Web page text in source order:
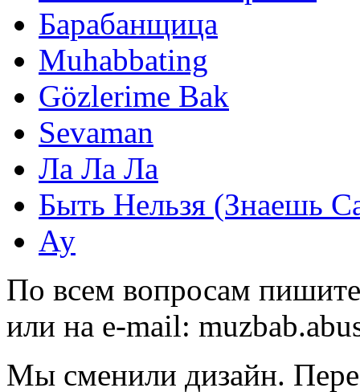
Барабанщица
Muhabbating
Gözlerime Bak
Sevaman
Ла Ла Ла
Быть Нельзя (Знаешь
Ау
По всем вопросам
или на e-mail:
Мы сменили дизайн.